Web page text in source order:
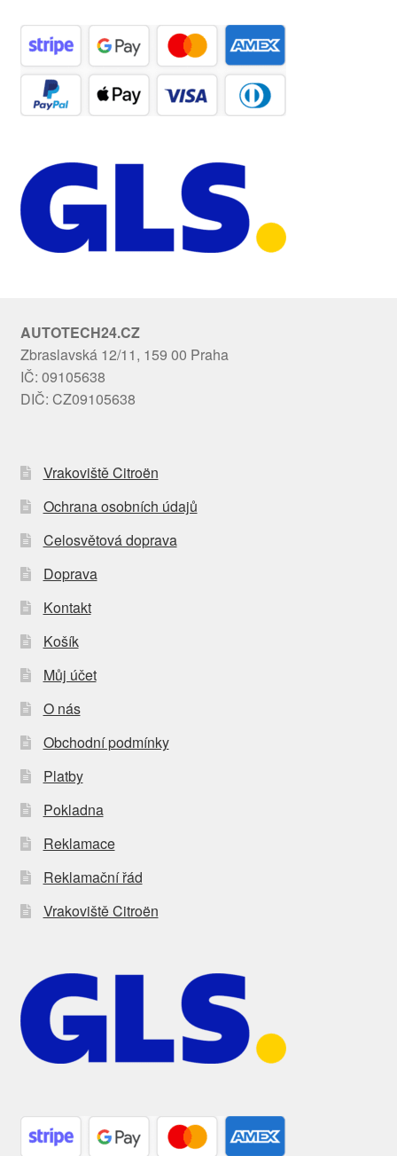
AUTOTECH24.CZ
Zbraslavská 12/11, 159 00 Praha
IČ: 09105638
DIČ: CZ09105638
Vrakoviště Citroën
Ochrana osobních údajů
Celosvětová doprava
Doprava
Kontakt
Košík
Můj účet
O nás
Obchodní podmínky
Platby
Pokladna
Reklamace
Reklamační řád
Vrakoviště Citroën